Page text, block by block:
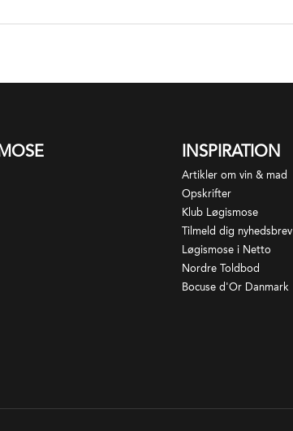
INSPIRATION
Artikler om vin & mad
Opskrifter
Klub Løgismose
Tilmeld dig nyhedsbrev
Løgismose i Netto
Nordre Toldbod
Bocuse d'Or Danmark